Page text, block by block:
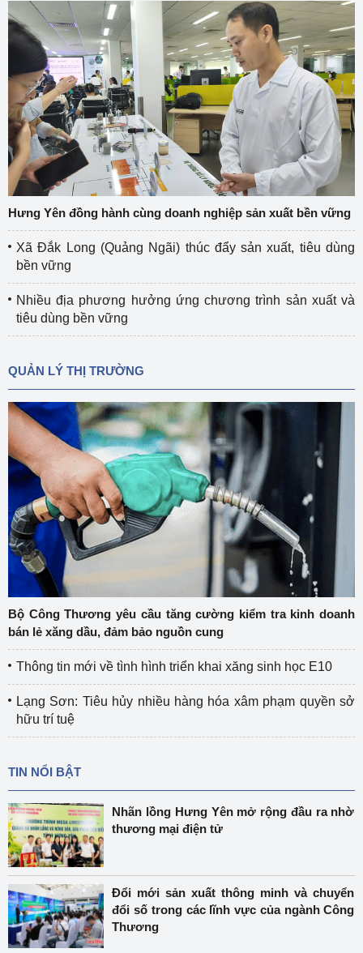
Hưng Yên đồng hành cùng doanh nghiệp sản xuất bền vững
Xã Đắk Long (Quảng Ngãi) thúc đẩy sản xuất, tiêu dùng
bền vững
Nhiều địa phương hưởng ứng chương trình sản xuất và
tiêu dùng bền vững
QUẢN LÝ THỊ TRƯỜNG
Bộ Công Thương yêu cầu tăng cường kiểm tra kinh doanh
bán lẻ xăng dầu, đảm bảo nguồn cung
Thông tin mới về tình hình triển khai xăng sinh học E10
Lạng Sơn: Tiêu hủy nhiều hàng hóa xâm phạm quyền sở
hữu trí tuệ
TIN NỔI BẬT
Nhãn lồng Hưng Yên mở rộng đầu ra nhờ
thương mại điện tử
Đổi mới sản xuất thông minh và chuyển
đổi số trong các lĩnh vực của ngành Công
Thương